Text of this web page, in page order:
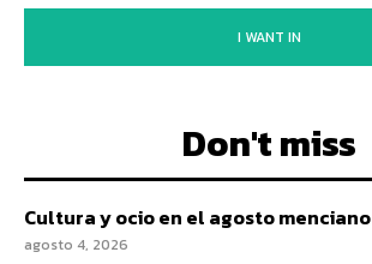
I WANT IN
Don't miss
Cultura y ocio en el agosto menciano
agosto 4, 2026